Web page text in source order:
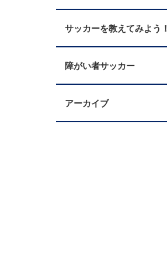
サッカーを教えてみよう！
障がい者サッカー
アーカイブ